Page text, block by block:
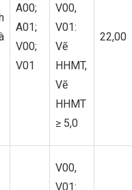
A00;
A01;
V00;
V01
V00,
V01:
Vẽ
HHMT,
Vẽ
HHMT
≥ 5,0
22,00
V00,
V01: